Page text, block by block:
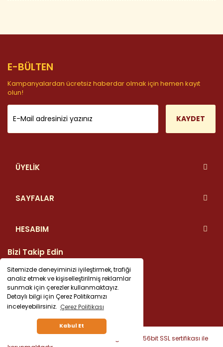
Sitemizde deneyiminizi iyileştirmek, trafiği
analiz etmek ve kişiselleştirilmiş reklamlar
sunmak için çerezler kullanmaktayız.
Detaylı bilgi için Çerez Politikamızı
inceleyebilirsiniz. Çerez Politikası
Kabul Et
E-BÜLTEN
Kampanyalardan ücretsiz haberdar olmak için hemen kayıt
olun!
KAYDET
ÜYELİK
SAYFALAR
HESABIM
Bizi Takip Edin
© Tüm hakları saklıdır. Kredi kartı bilgileriniz 256bit SSL sertifikası ile